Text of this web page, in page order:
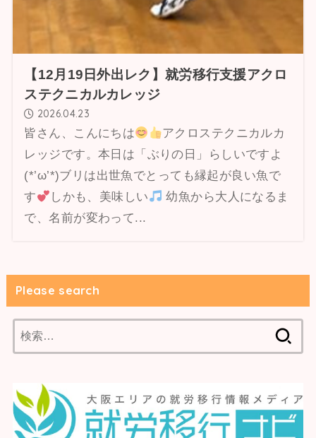
【12月19日外出レク】就労移行支援アクロ
ステクニカルカレッジ
2026.04.23
皆さん、こんにちは
アクロステクニカルカ
レッジです。本日は「ぶりの日」らしいですよ
(*’ω’*)ブリは出世魚でとっても縁起が良い魚で
す
しかも、美味しい
幼魚から大人になるま
で、名前が変わって...
Please search
索: